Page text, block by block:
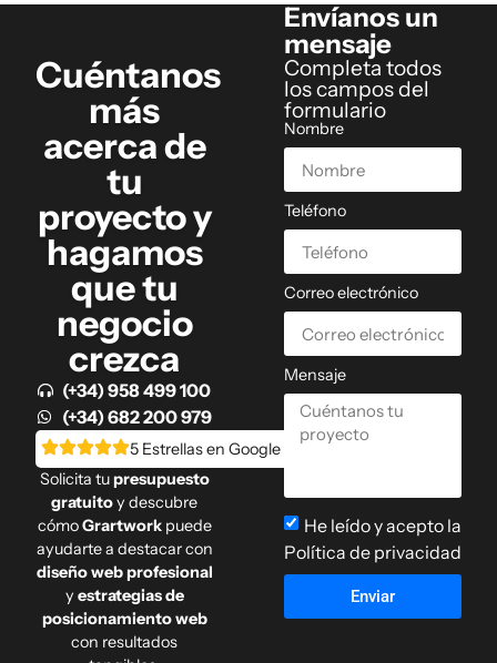
Cuéntanos
más
acerca de
tu
proyecto y
hagamos
que tu
negocio
crezca
(+34) 958 499 100
(+34) 682 200 979
5 Estrellas en Google
Solicita tupresupuesto
gratuitoy descubre
cómoGrartworkpuede
ayudarte a destacar con
diseño web profesional
y estrategias de
posicionamiento web
con resultados
Envíanos un
mensaje
Completa todos
los campos del
formulario
Nombre
Teléfono
Correo electrónico
Mensaje
He leído y acepto la
Política de privacidad
Enviar